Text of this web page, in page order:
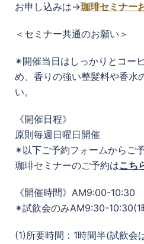
お申し込みは→珈琲セミナー
＜セミナー共通のお願い＞
✴︎開催当日はしっかりとコー
め、香りの強い整髪料や香水
い。
《開催日程》
原則毎週日曜日開催
✴︎以下ご予約フォームからご
珈琲セミナーのご予約はこち
《開催時間》AM9:00-10:30
✴︎試飲会のみAM9:30-10:30(1
(1)所要時間：1時間半(試飲会